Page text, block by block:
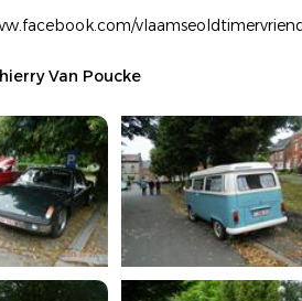
Van Poucke